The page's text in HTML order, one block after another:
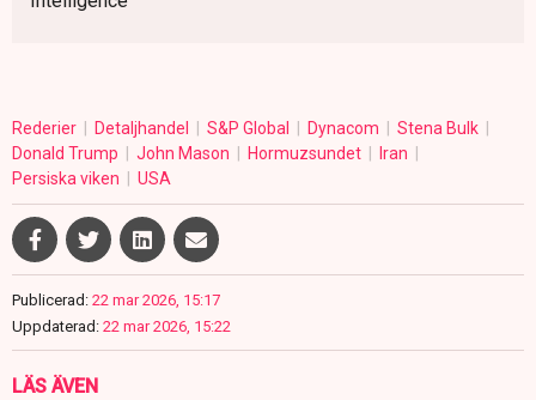
Rederier Detaljhandel S&P Global Dynacom
Stena Bulk
Donald Trump
John Mason Hormuzsundet
Iran
Persiska viken
USA
Publicerad: 22 mar 2026, 15:17
Uppdaterad: 22 mar 2026, 15:22
LÄS ÄVEN